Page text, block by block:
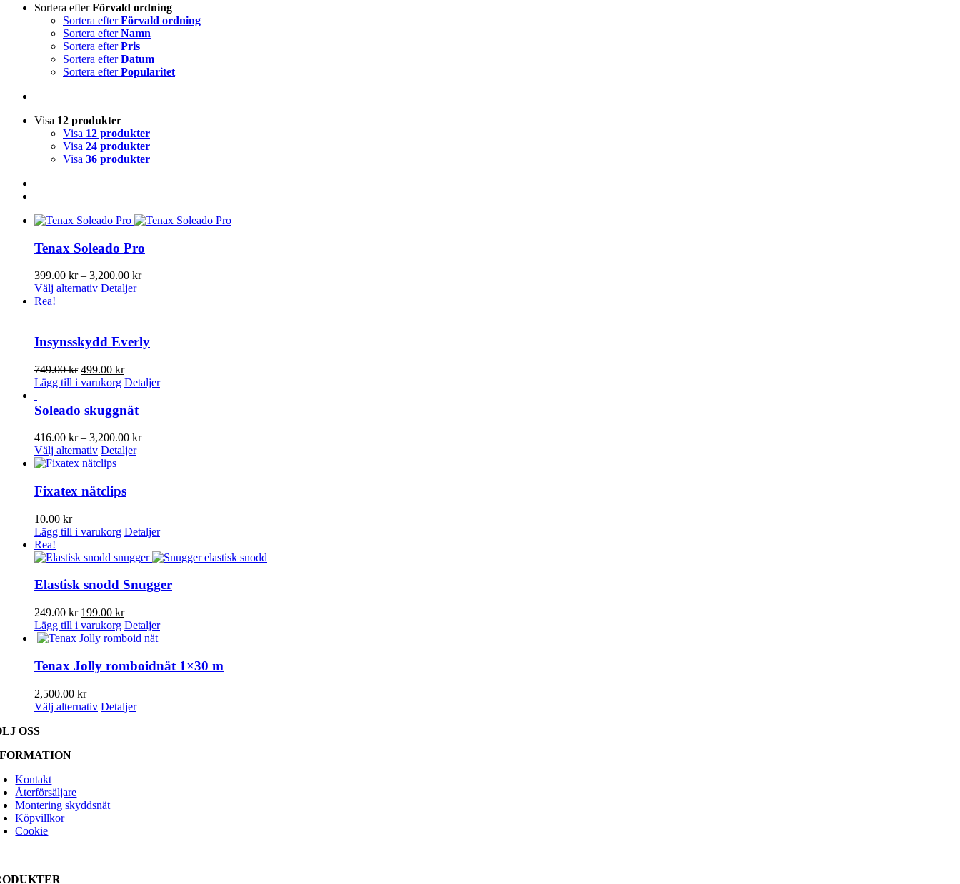
Sortera efterFörvald ordning
Sortera efterFörvald ordning
Sortera efterNamn
Sortera efterPris
Sortera efterDatum
Sortera efterPopularitet
Visa 12 produkter
Visa 12 produkter
Visa 24 produkter
Visa 36 produkter
Tenax Soleado Pro
399.00 kr – 3,200.00 krPrisintervall:
Välj alternativ Den
flera
varianter.
De
olika
alternativen
väljas
produktsidan
Detaljer
Rea!
Insynsskydd Everly
749.00kr Det
ursprungliga
var:
749.00 kr.
499.00 krDet
nuvarande
är:
499.00 kr.
Lägg till i varukorg Detaljer
Soleado skuggnät
416.00 kr – 3,200.00 krPrisintervall:
Välj alternativ Den
här
har
flera
De
olika
alternativen
kan
väljas
på
Detaljer
Fixatex nätclips
10.00 kr
Lägg till i varukorg Detaljer
Rea!
Elastisk snodd Snugger
249.00kr Det
ursprungliga
priset
249.00 kr.
199.00 krDet
nuvarande
priset
199.00 kr.
Lägg till i varukorg Detaljer
Tenax Jolly romboidnät 1×30 m
2,500.00 kr
Välj alternativ Den
alternativen
Detaljer
OSS
Kontakt
Återförsäljare
Montering skyddsnät
Köpvillkor
Cookie